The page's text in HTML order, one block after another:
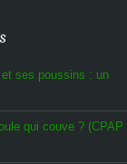
et ses poussins : un
qui couve ? (CPAP